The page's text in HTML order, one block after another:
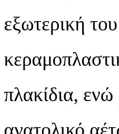
εξωτερική
πλακίδια,